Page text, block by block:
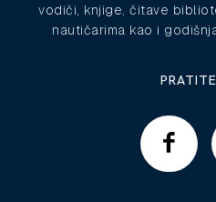
vodiči, knjige, čitave
nautičarima kao i